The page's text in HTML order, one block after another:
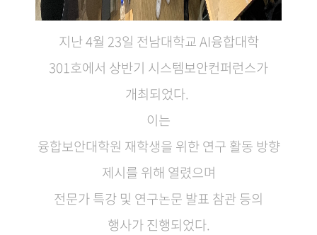
지난 4월 23일 전남대학교 AI융합대학
301호에서 상반기 시스템보안컨퍼런스가
개최되었다.
이는
융합보안대학원 재학생을 위한 연구 활동 방향
제시를 위해 열렸으며
전문가 특강 및 연구논문 발표 참관 등의
행사가 진행되었다.